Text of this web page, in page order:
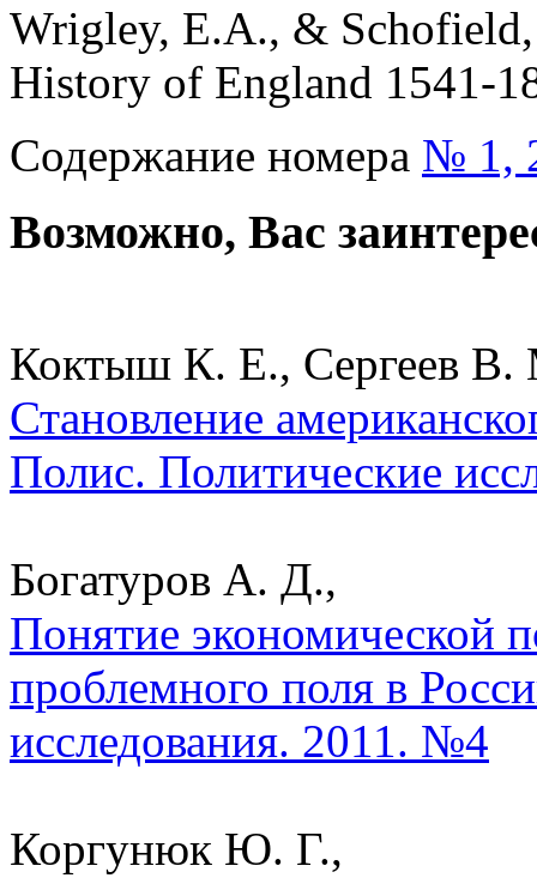
Wrigley, E.A., &
History of England 1541-
Содержание номера № 1,
Возможно, Вас
Коктыш К. Е., Сергеев
Становление
Полис. Политические
Богатуров А. Д.,
Понятие экономической
проблемного поля в
исследования. 2011. №4
Коргунюк Ю. Г.,